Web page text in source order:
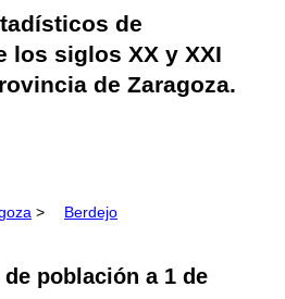
de
los siglos XX y XXI
de Zaragoza.
> Berdejo
población a 1 de